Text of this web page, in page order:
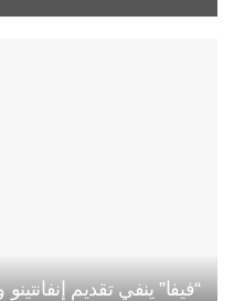
“فيفا” ينفي تقديم